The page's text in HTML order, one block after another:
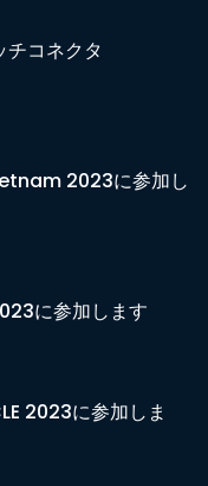
コネクタ
2023に参加し
に参加します
2023に参加しま